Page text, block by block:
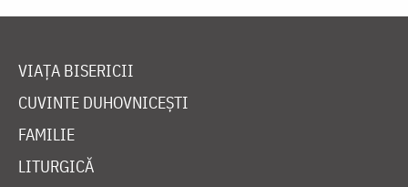
VIAȚA BISERICII
CUVINTE DUHOVNICEȘTI
FAMILIE
LITURGICĂ